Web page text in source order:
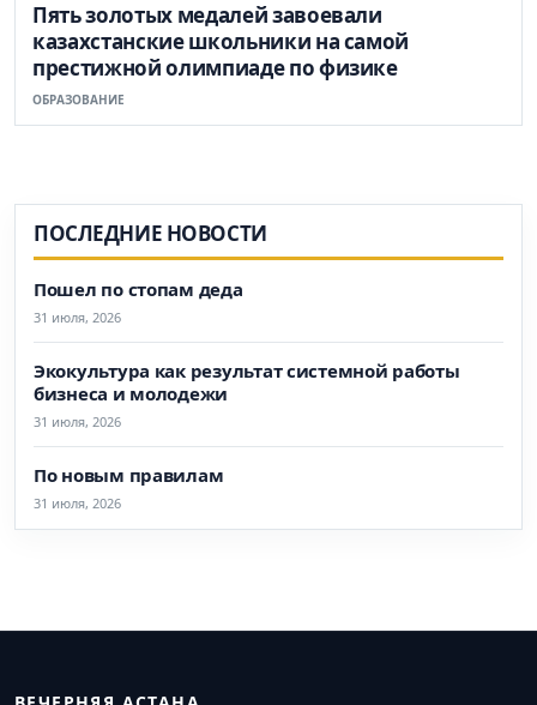
Пять золотых медалей завоевали
казахстанские школьники на самой
престижной олимпиаде по физике
ОБРАЗОВАНИЕ
ПОСЛЕДНИЕ НОВОСТИ
Пошел по стопам деда
31 июля, 2026
Экокультура как результат системной работы
бизнеса и молодежи
31 июля, 2026
По новым правилам
31 июля, 2026